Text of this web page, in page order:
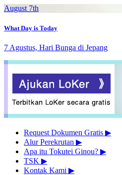
August 7th
What Day is Today
7 Agustus, Hari Bunga di Jepang
Request Dokumen Gratis ▶︎
Alur Perekrutan ▶︎
Apa itu Tokutei Ginou? ▶︎
TSK ▶︎
Kontak Kami ▶︎